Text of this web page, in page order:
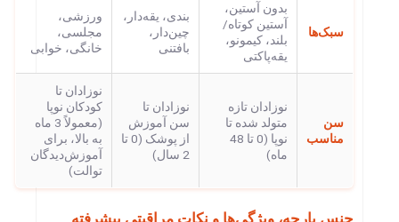
سبک‌ها
بدون آستین،
آستین کوتاه/
بلند، کیمونو،
یقه‌پاکتی
بندی، یقه‌دار،
چین‌دار،
بافتنی
ورزشی،
مجلسی،
خانگی، خوابی
سن
مناسب
نوزادان تازه
متولد شده تا
نوپا (0 تا 48
ماه)
نوزادان تا
سن آموزش
از پوشک (0 تا
2 سال)
نوزادان تا
کودکان نوپا
(معمولاً 3 ماه
به بالا، برای
آموزش‌دیدگان
توالت)
جنس پارچه، ویژگی‌ها و نکات مراقبتی پیشرفته